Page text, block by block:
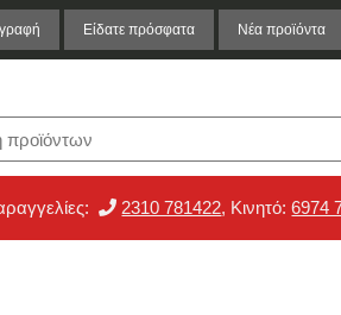
Είδατε πρόσφατα Νέα προϊόντα
2310 781422, Κινητό:6974